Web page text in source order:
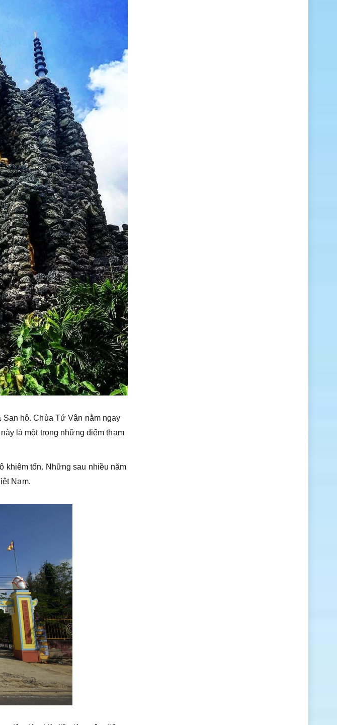
hô. Chùa Tứ Vân nằm ngay
là một trong những điểm tham
khiêm tốn. Những sau nhiều năm
Nam.